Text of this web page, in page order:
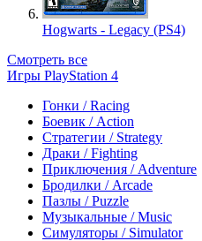
Hogwarts - Legacy (PS4)
Смотреть все
Игры PlayStation 4
Гонки / Racing
Боевик / Action
Стратегии / Strategy
Драки / Fighting
Приключения / Adventure
Бродилки / Arcade
Пазлы / Puzzle
Музыкальные / Music
Симуляторы / Simulator